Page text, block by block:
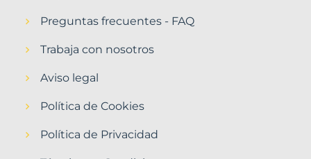
Preguntas frecuentes - FAQ
Trabaja con nosotros
Aviso legal
Política de Cookies
Política de Privacidad